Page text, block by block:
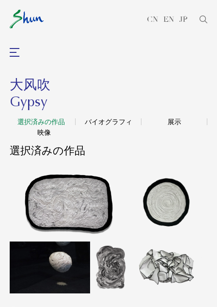
CN EN JP
大风吹
Gypsy
選択済みの作品 バイオグラフィ
展示
映像
選択済みの作品